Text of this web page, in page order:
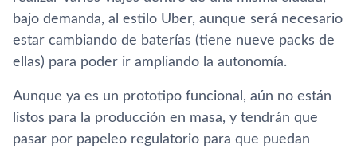
bajo demanda, al estilo Uber, aunque será necesario
estar cambiando de baterías (tiene nueve packs de
ellas) para poder ir ampliando la autonomía.
Aunque ya es un prototipo funcional, aún no están
listos para la producción en masa, y tendrán que
pasar por papeleo regulatorio para que puedan